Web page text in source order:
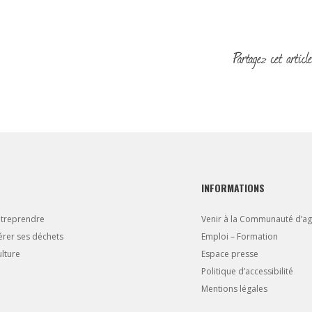
ses déchets
INFORMATIONS
Venir à la Communauté
Emploi – Formation
Espace presse
Politique d’accessibilité
Mentions légales